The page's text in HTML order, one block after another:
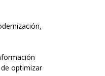
optimizar